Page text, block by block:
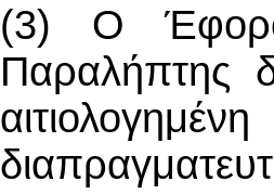
(3) Ο
Παραλήπτης